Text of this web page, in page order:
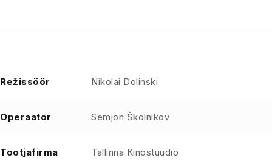
Režissöör Nikolai Dolinski
Operaator Semjon Školnikov
Tootjafirma Tallinna Kinostuudio